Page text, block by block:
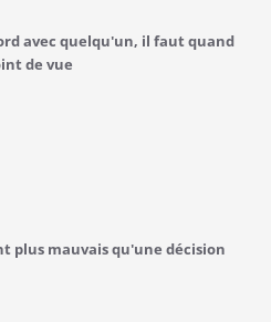
avec quelqu'un, il faut quand
de vue
plus mauvais qu'une décision